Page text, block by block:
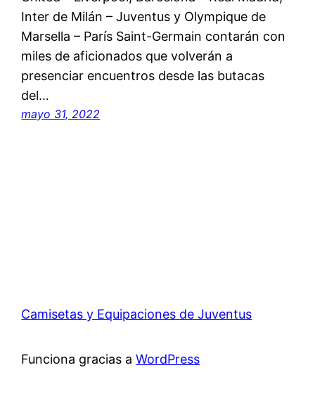
Inter de Milán – Juventus y Olympique de
Marsella – París Saint-Germain contarán con
miles de aficionados que volverán a
presenciar encuentros desde las butacas
del…
mayo 31, 2022
Camisetas y Equipaciones de Juventus
Funciona gracias aWordPress